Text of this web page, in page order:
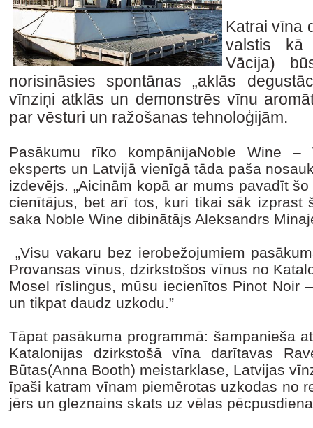
Katrai vīna
valstis kā
Vācija)
norisināsies spontānas „aklās
vīnziņi atklās un demonstrēs vīnu
par vēsturi un ražošanas tehnoloģijām.
Pasākumu rīko kompānijaNoble Wine –
eksperts un Latvijā vienīgā tāda paša
izdevējs. „Aicinām kopā ar mums pavadīt
cienītājus, bet arī tos, kuri tikai sāk izprast
saka Noble Wine dibinātājs Aleksandrs
„Visu vakaru bez ierobežojumiem
Provansas vīnus, dzirkstošos vīnus no
Mosel rīslingus, mūsu iecienītos Pinot Noir
un tikpat daudz uzkodu.”
Tāpat pasākuma programmā: šampanieša
Katalonijas dzirkstošā vīna darītavas
Būtas(Anna Booth) meistarklase, Latvijas
īpaši katram vīnam piemērotas uzkodas no
jērs un gleznains skats uz vēlas